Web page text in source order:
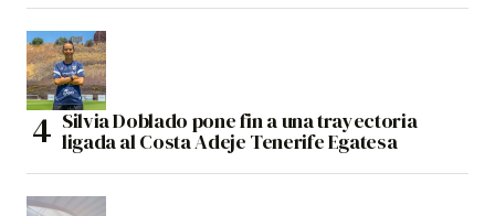
Silvia Doblado pone fin a una trayectoria
ligada al Costa Adeje Tenerife Egatesa